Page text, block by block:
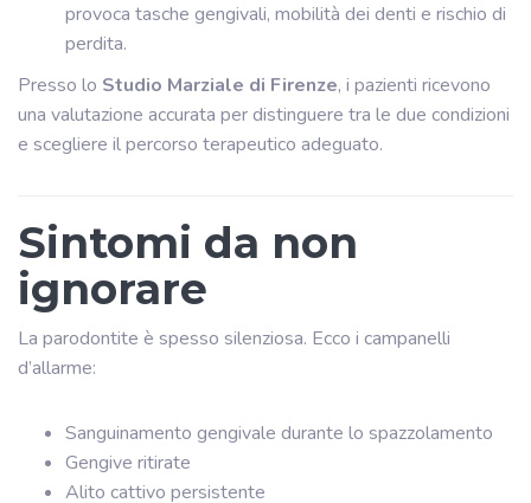
provoca tasche gengivali, mobilità dei denti e rischio di
perdita.
Presso lo Studio Marziale di Firenze, i pazienti ricevono
una valutazione accurata per distinguere tra le due condizioni
e scegliere il percorso terapeutico adeguato.
Sintomi da non
ignorare
La parodontite è spesso silenziosa. Ecco i campanelli
d’allarme:
Sanguinamento gengivale durante lo spazzolamento
Gengive ritirate
Alito cattivo persistente